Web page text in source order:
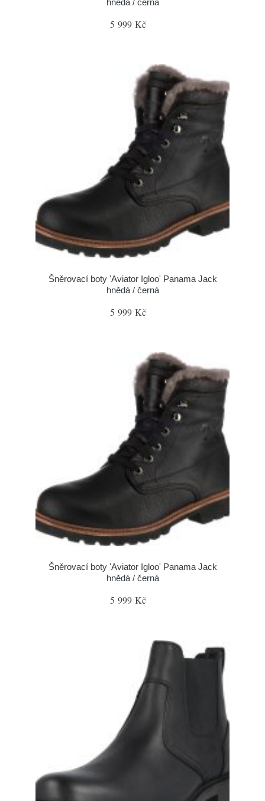
hnědá / černá
5 999 Kč
Šněrovací boty 'Aviator Igloo' Panama Jack
hnědá / černá
5 999 Kč
Šněrovací boty 'Aviator Igloo' Panama Jack
hnědá / černá
5 999 Kč